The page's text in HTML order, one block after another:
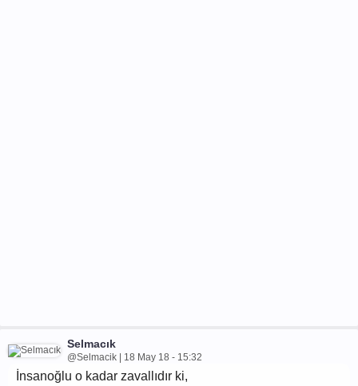
Selmacık
@Selmacik | 18 May 18 - 15:32
İnsanoğlu o kadar zavallıdır ki,